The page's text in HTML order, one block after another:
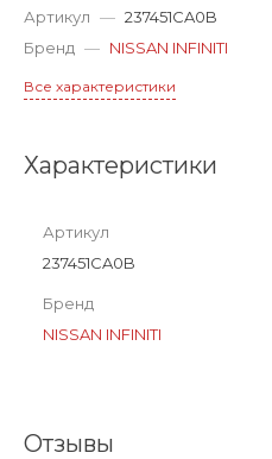
Артикул — 237451CA0B
Бренд — NISSAN INFINITI
Все характеристики
Характеристики
Артикул
237451CA0B
Бренд
NISSAN INFINITI
Отзывы